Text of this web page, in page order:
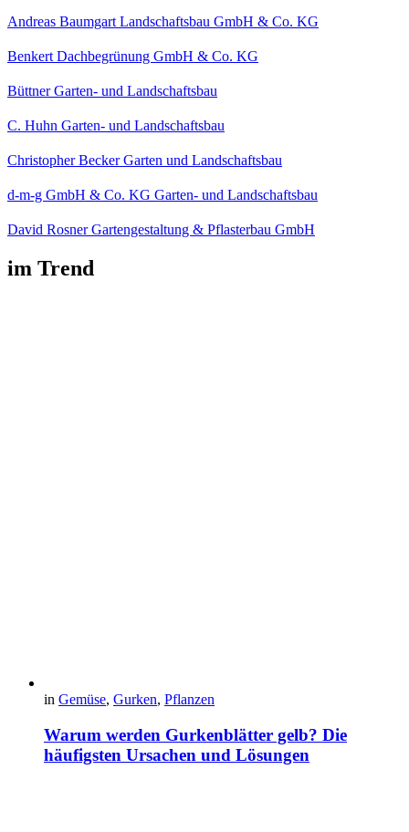
Andreas Baumgart Landschaftsbau GmbH & Co. KG
Benkert Dachbegrünung GmbH & Co. KG
Büttner Garten- und Landschaftsbau
C. Huhn Garten- und Landschaftsbau
Christopher Becker Garten und Landschaftsbau
d-m-g GmbH & Co. KG Garten- und Landschaftsbau
David Rosner Gartengestaltung & Pflasterbau GmbH
im Trend
in Gemüse, Gurken, Pflanzen
Warum werden Gurkenblätter gelb? Die
häufigsten Ursachen und Lösungen